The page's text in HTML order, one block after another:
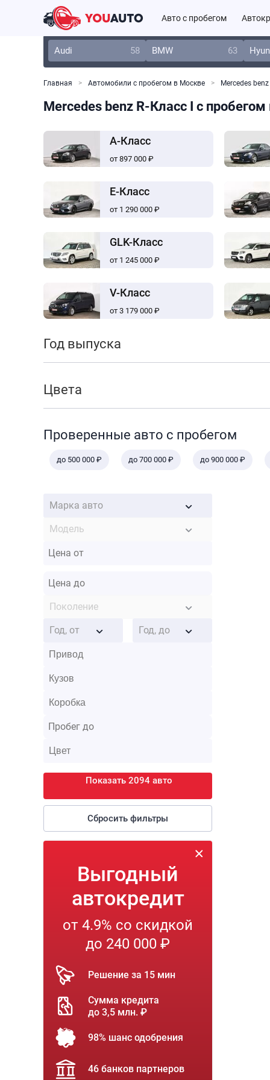
Авто с пробегом
Audi 58 BMW 63
Главная Автомобили с пробегом в Москве Mercedes benz
Mercedes benz R-Класс I с
A-Класс
от 897 000 ₽
E-Класс
от 1 290 000 ₽
GLK-Класс
от 1 245 000 ₽
V-Класс
от 3 179 000 ₽
Год выпуска
Цвета
Проверенные авто с пробегом
до 500 000 ₽ до 700 000 ₽ до 900 000 ₽
Марка авто
Модель
Поколение
Год, от Год, до
Показать 2094 авто
Сбросить фильтры
Выгодный
автокредит
от 4.9% со скидкой
до 240 000 ₽
Решение за 15 мин
Сумма кредита
до 3,5 млн. ₽
98% шанс одобрения
46 банков партнеров